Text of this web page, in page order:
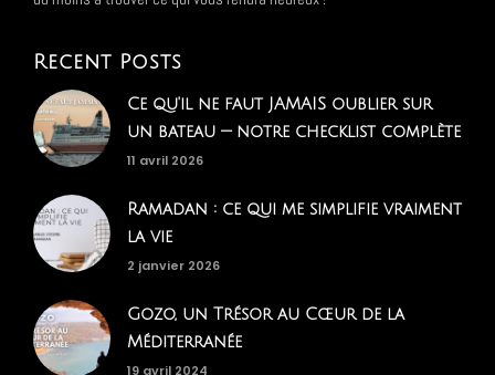
Recent Posts
Ce qu'il ne faut JAMAIS oublier sur
un bateau — notre checklist complète
11 avril 2026
Ramadan : ce qui me simplifie vraiment
la vie
2 janvier 2026
Gozo, un Trésor au Cœur de la
Méditerranée
19 avril 2024